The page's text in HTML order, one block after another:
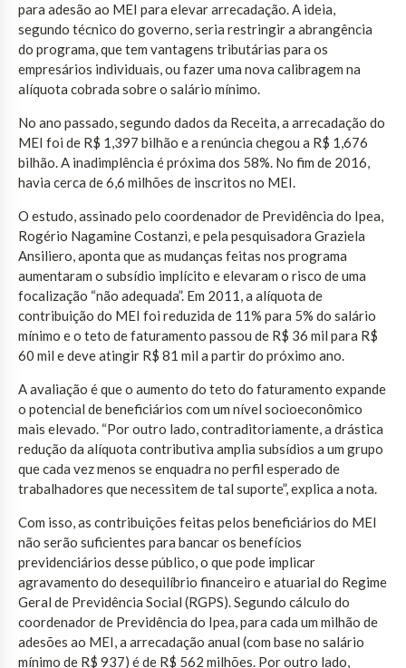
para adesão ao MEI para elevar arrecadação. A ideia,
segundo técnico do governo, seria restringir a abrangência
do programa, que tem vantagens tributárias para os
empresários individuais, ou fazer uma nova calibragem na
alíquota cobrada sobre o salário mínimo.
No ano passado, segundo dados da Receita, a arrecadação do
MEI foi de R$ 1,397 bilhão e a renúncia chegou a R$ 1,676
bilhão. A inadimplência é próxima dos 58%. No fim de 2016,
havia cerca de 6,6 milhões de inscritos no MEI.
O estudo, assinado pelo coordenador de Previdência do Ipea,
Rogério Nagamine Costanzi, e pela pesquisadora Graziela
Ansiliero, aponta que as mudanças feitas nos programa
aumentaram o subsídio implícito e elevaram o risco de uma
focalização “não adequada”. Em 2011, a alíquota de
contribuição do MEI foi reduzida de 11% para 5% do salário
mínimo e o teto de faturamento passou de R$ 36 mil para R$
60 mil e deve atingir R$ 81 mil a partir do próximo ano.
A avaliação é que o aumento do teto do faturamento expande
o potencial de beneficiários com um nível socioeconômico
mais elevado. “Por outro lado, contraditoriamente, a drástica
redução da alíquota contributiva amplia subsídios a um grupo
que cada vez menos se enquadra no perfil esperado de
trabalhadores que necessitem de tal suporte”, explica a nota.
Com isso, as contribuições feitas pelos beneficiários do MEI
não serão suficientes para bancar os benefícios
previdenciários desse público, o que pode implicar
agravamento do desequilíbrio financeiro e atuarial do Regime
Geral de Previdência Social (RGPS). Segundo cálculo do
coordenador de Previdência do Ipea, para cada um milhão de
adesões ao MEI, a arrecadação anual (com base no salário
mínimo de R$ 937) é de R$ 562 milhões. Por outro lado,